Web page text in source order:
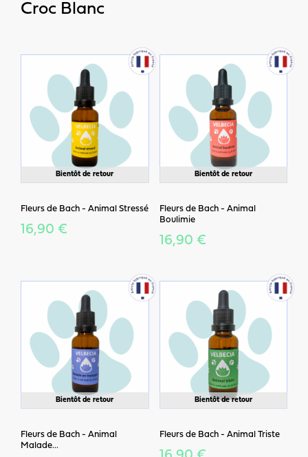
Croc Blanc
Bientôt de retour
Fleurs de Bach - Animal Stressé
16,90 €
Bientôt de retour
Fleurs de Bach - Animal
Boulimie
16,90 €
Bientôt de retour
Fleurs de Bach - Animal
Malade...
Bientôt de retour
Fleurs de Bach - Animal Triste